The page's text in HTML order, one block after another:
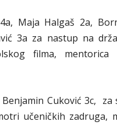
Maja Halgaš 2a,
3a za nastup na
filma, mentorica
Cuković 3c, za
učeničkih zadruga,